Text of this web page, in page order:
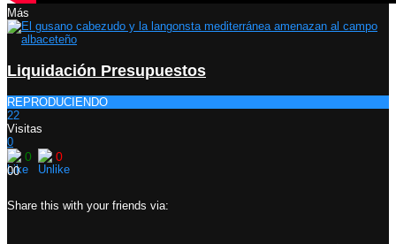
Más
Liquidación Presupuestos
REPRODUCIENDO
22
Visitas
0
0 0
00
Share this with your friends via: